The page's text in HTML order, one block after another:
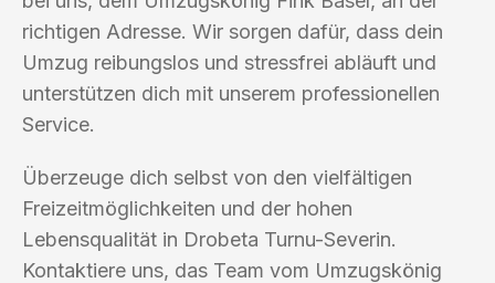
richtigen Adresse. Wir sorgen dafür, dass dein
Umzug reibungslos und stressfrei abläuft und
unterstützen dich mit unserem professionellen
Service.
Überzeuge dich selbst von den vielfältigen
Freizeitmöglichkeiten und der hohen
Lebensqualität in Drobeta Turnu-Severin.
Kontaktiere uns, das Team vom Umzugskönig